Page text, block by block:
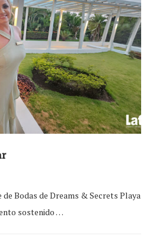
Bodas de Dreams & Secrets Playa
sostenido …